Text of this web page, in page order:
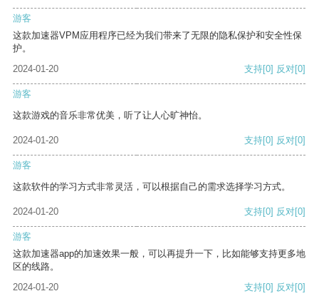
游客
这款加速器VPM应用程序已经为我们带来了无限的隐私保护和安全性保
护。
2024-01-20
支持[0] 反对[0]
游客
这款游戏的音乐非常优美，听了让人心旷神怡。
2024-01-20 支持[0] 反对[0]
游客
这款软件的学习方式非常灵活，可以根据自己的需求选择学习方式。
2024-01-20 支持[0] 反对[0]
游客
这款加速器app的加速效果一般，可以再提升一下，比如能够支持更多地
区的线路。
2024-01-20
支持[0] 反对[0]